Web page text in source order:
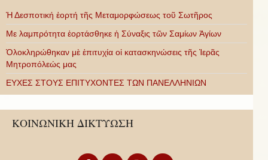
Ἡ Δεσποτική ἑορτή τῆς Μεταμορφώσεως τοῦ Σωτῆρος
Με λαμπρότητα ἑορτάσθηκε ἡ Σύναξις τῶν Σαμίων Ἁγίων
Ὁλοκληρώθηκαν μὲ ἐπιτυχία οἱ κατασκηνώσεις τῆς Ἱερᾶς
Μητροπόλεώς μας
ΕΥΧΕΣ ΣΤΟΥΣ ΕΠΙΤΥΧΟΝΤΕΣ ΤΩΝ ΠΑΝΕΛΛΗΝΙΩΝ
ΚΟΙΝΩΝΙΚΗ ΔΙΚΤΥΩΣΗ